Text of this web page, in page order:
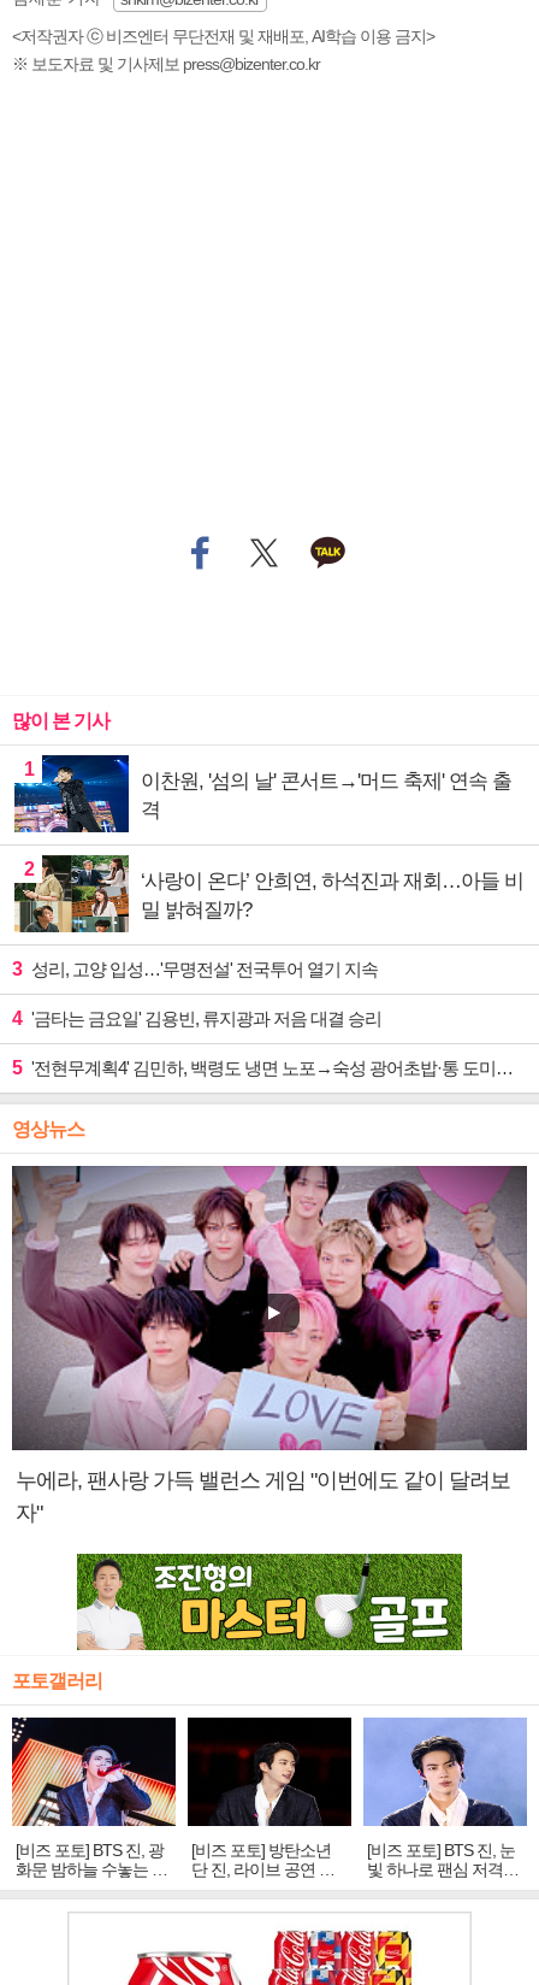
<저작권자 ⓒ 비즈엔터 무단전재 및 재배포, AI학습 이용 금지>
※ 보도자료 및 기사제보 press@bizenter.co.kr
많이 본 기사
1
이찬원, '섬의 날' 콘서트→'머드 축제' 연속 출
격
2
‘사랑이 온다’ 안희연, 하석진과 재회…아들 비
밀 밝혀질까?
3 성리, 고양 입성…'무명전설' 전국투어 열기 지속
4 '금타는 금요일' 김용빈, 류지광과 저음 대결 승리
5 '전현무계획4' 김민하, 백령도 냉면 노포→숙성 광어초밥·통 도미찜 맛집 탐방
영상뉴스
누에라, 팬사랑 가득 밸런스 게임 "이번에도 같이 달려보
자"
포토갤러리
[비즈 포토] BTS 진, 광
화문 밤하늘 수놓는 '비
주얼 킹'의 열창
[비즈 포토] 방탄소년
단 진, 라이브 공연 중
빛나는 독보적 아우라
[비즈 포토] BTS 진, 눈
빛 하나로 팬심 저격…
독보적 카리스마